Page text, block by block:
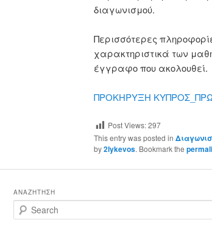
διαγωνισμού.
Περισσότερες
χαρακτηριστικά των
έγγραφο που ακολουθεί.
ΠΡΟΚΗΡΥΞΗ
Post Views:297
This entry was posted in
by2lykevos. Bookmark the
ΑΝΑΖΉΤΗΣΗ
e